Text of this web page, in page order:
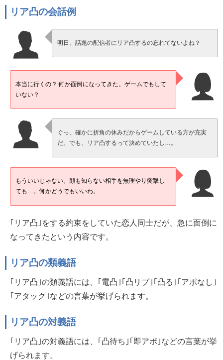
リア凸の会話例
明日、話題の配信者にリア凸するの忘れてないよね？
本当に行くの？ 何か面倒になってきた。ゲームでもして
いない？
ぐっ、確かに折角の休みだからゲームしている方が充実
だ。でも、リア凸するって決めていたし…。
もういいじゃない。顔も知らない相手を無理やり突撃し
ても…。何かどうでもいいわ。
｢リア凸｣をする約束をしていた恋人同士だが、急に面倒に
なってきたという内容です。
リア凸の類義語
｢リア凸｣の類義語には、｢電凸｣｢凸リプ｣｢凸る｣｢アポなし｣
｢アタック｣などの言葉が挙げられます。
リア凸の対義語
｢リア凸｣の対義語には、｢凸待ち｣｢即アポ｣などの言葉が挙
げられます。